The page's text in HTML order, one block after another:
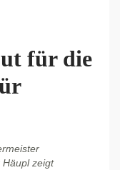
für die
zeigt